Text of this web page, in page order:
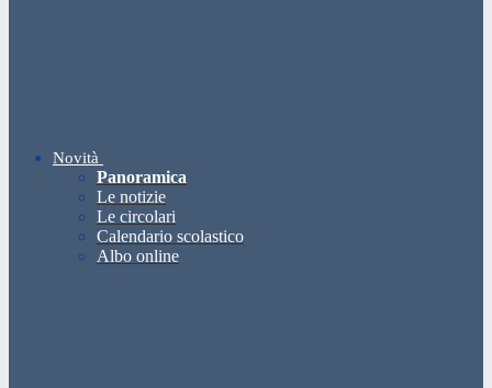
Novità
Panoramica
Le notizie
Le circolari
Calendario scolastico
Albo online